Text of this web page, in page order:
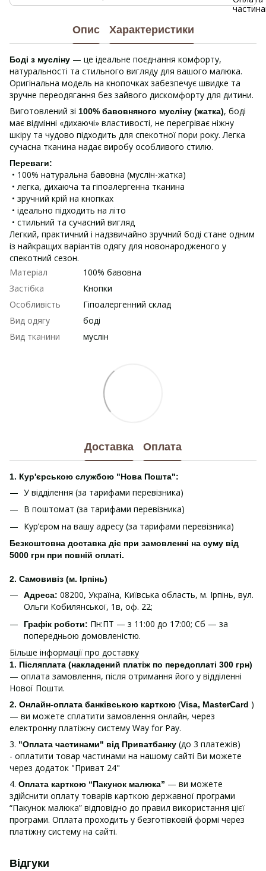
Опис Характеристики
Боді з мусліну — це ідеальне поєднання комфорту,
натуральності та стильного вигляду для вашого малюка.
Оригінальна модель на кнопочках забезпечує швидке та
зручне переодягання без зайвого дискомфорту для дитини.
Виготовлений зі 100% бавовняного мусліну (жатка), боді
має відмінні «дихаючі» властивості, не перегріває ніжну
шкіру та чудово підходить для спекотної пори року. Легка
сучасна тканина надає виробу особливого стилю.
Переваги:
• 100% натуральна бавовна (муслін-жатка)
• легка, дихаюча та гіпоалергенна тканина
• зручний крій на кнопках
• ідеально підходить на літо
• стильний та сучасний вигляд
Легкий, практичний і надзвичайно зручний боді стане одним
із найкращих варіантів одягу для новонародженого у
спекотний сезон.
Матеріал
100% бавовна
Застібка
Кнопки
Особливість
Гіпоалергенний склад
Вид одягу
боді
Вид тканини
муслін
Доставка Оплата
1. Кур'єрською службою "Нова Пошта":
У відділення (за тарифами перевізника)
В поштомат (за тарифами перевізника)
Кур’єром на вашу адресу (за тарифами перевізника)
Безкоштовна доставка діє при замовленні на суму від
5000 грн при повній оплаті.
2. Самовивіз (м. Ірпінь)
Адреса: 08200, Україна, Київська область, м. Ірпінь, вул.
Ольги Кобилянської, 1в, оф. 22;
Графік роботи: Пн:ПТ — з 11:00 до 17:00; Сб — за
попередньою домовленістю.
Більше інформації про доставку
1. Післяплата (накладений платіж по передоплаті 300 грн)
— оплата замовлення, після отримання його у відділенні
Нової Пошти.
2. Онлайн-оплата банківською карткою (Visa, MasterCard )
— ви можете сплатити замовлення онлайн, через
електронну платіжну систему Way for Pay.
3. "Оплата частинами" від Приватбанку (до 3 платежів)
- оплатити товар частинами на нашому сайті Ви можете
через додаток "Приват 24"
4. Оплата карткою “Пакунок малюка” — ви можете
здійснити оплату товарів карткою державної програми
“Пакунок малюка” відповідно до правил використання цієї
програми. Оплата проходить у безготівковій формі через
платіжну систему на сайті.
Відгуки